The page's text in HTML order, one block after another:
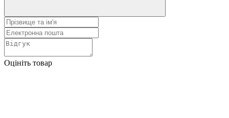
Оцініть товар